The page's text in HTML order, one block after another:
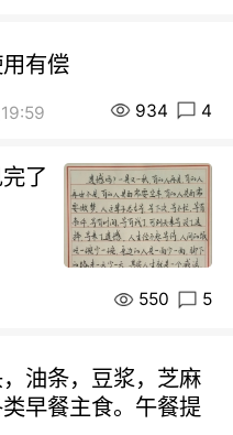
有偿
934 4
了
550 5
油条，豆浆，芝麻
早餐主食。午餐提